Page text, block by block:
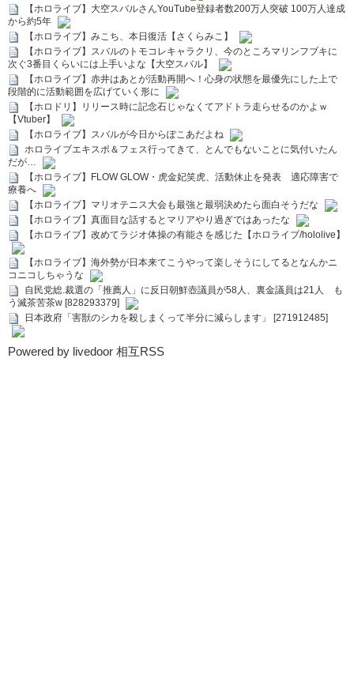
【ホロライブ】大空スバルさんYouTube登録者数200万人突破 100万人達成
から約5年
【ホロライブ】みこち、本日復活【さくらみこ】
【ホロライブ】スバルのトモコレキャラクリ、今のところマリンフブキに
次ぐ3番目くらいには上手いよな【大空スバル】
【ホロライブ】赤井はあとが活動再開へ！心身の状態を最優先にした上で
段階的に活動範囲を広げていく形に
【ホロドリ】リリース時に記念石じゃなくてアドトラ走らせるのかよｗ
【Vtuber】
【ホロライブ】スバルが今日からぽこあだよね
ホロライブエキスポ＆フェス行ってきて、とんでもないことに気付いたん
だが…
【ホロライブ】FLOW GLOW・虎金妃笑虎、活動休止を発表 適応障害で
療養へ
【ホロライブ】マリオテニス大会も最強と最弱決めたら面白そうだな
【ホロライブ】真面目な話するとマリアやり過ぎではあったな
【ホロライブ】改めてラジオ体操の有能さを感じた【ホロライブ/hololive】
【ホロライブ】海外勢が日本来てこうやって楽しそうにしてるとなんかニ
コニコしちゃうな
自民党総.裁選の「推薦人」に反日朝鮮壺議員が58人、裏金議員は21人 も
う滅茶苦茶w [828293379]
日本政府「害獣のシカを殺しまくって半分に減らします」 [271912485]
Powered by livedoor 相互RSS